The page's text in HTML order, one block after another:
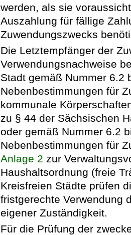
werden, als sie
Auszahlung für fällige
Zuwendungszwecks
Die Letztempfänger der
Verwendungsnachweise
Stadt gemäß Nummer 6.2
Nebenbestimmungen für
kommunale
zu § 44 der Sächsischen
oder gemäß Nummer 6.2
Nebenbestimmungen für
Anlage 2 zur
Haushaltsordnung (freie
Kreisfreien Städte prüfen
fristgerechte Verwendung
eigener Zuständigkeit.
Für die Prüfung der